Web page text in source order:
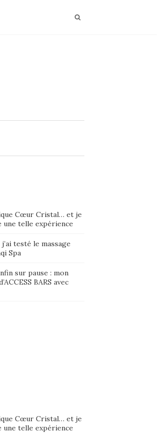
Cœur Cristal… et je
une telle expérience
testé le massage
Spa
sur pause : mon
BARS avec
Cœur Cristal… et je
une telle expérience